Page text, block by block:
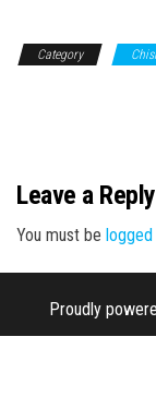
Category
Leave a Reply
You must be
Proudly